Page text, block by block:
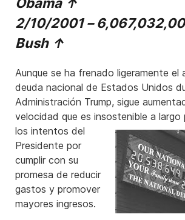
2/10/2001 –
Bush ↑
Aunque se ha frenado ligeramente el
deuda nacional de Estados Unidos
Administración Trump, sigue
velocidad que es insostenible a largo
los intentos del
Presidente por
cumplir con su
promesa de reducir
gastos y promover
mayores ingresos.